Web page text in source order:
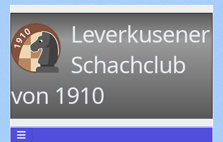
Leverkusener
Schachclub
von 1910